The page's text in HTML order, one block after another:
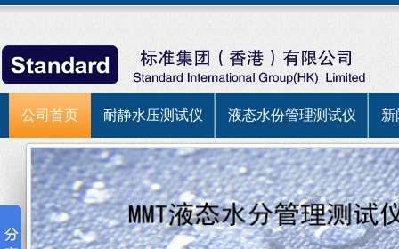
公司首页 耐静水压测试仪 液态水份管理测试仪 新